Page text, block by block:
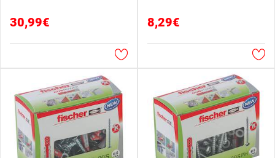
30,99€ 8,29€